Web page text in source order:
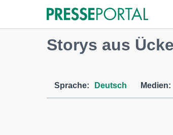
Storys aus
Sprache: Deutsch Medien: